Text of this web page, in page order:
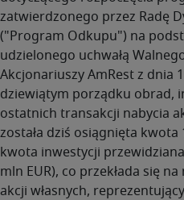
zatwierdzonego przez Radę
("Program Odkupu") na
udzielonego uchwałą
Akcjonariuszy AmRest z dnia
dziewiątym porządku obrad,
ostatnich transakcji nabycia
została dziś osiągnięta kwota
kwota inwestycji
mln EUR), co przekłada się na
akcji własnych,